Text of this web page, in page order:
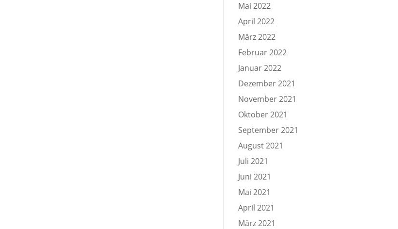
Mai 2022
April 2022
März 2022
Februar 2022
Januar 2022
Dezember 2021
November 2021
Oktober 2021
September 2021
August 2021
Juli 2021
Juni 2021
Mai 2021
April 2021
März 2021